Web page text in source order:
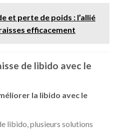
et perte de poids : l’allié
efficacement
de libido avec le
la libido avec le
libido, plusieurs solutions